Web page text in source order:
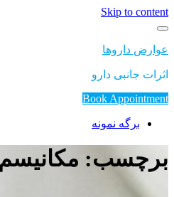
Skip to content
عوارض داروها
اثرات جانبی دارو
Book Appointment
برگه نمونه
برچسب: مکانیسم